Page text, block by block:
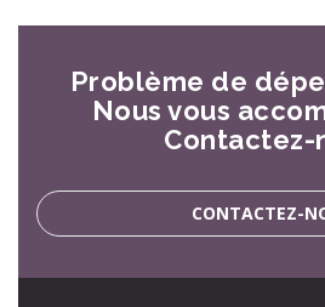
Problème de
Nous vous
Contactez-
CONTACTEZ-